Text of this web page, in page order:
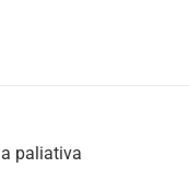
paliativa